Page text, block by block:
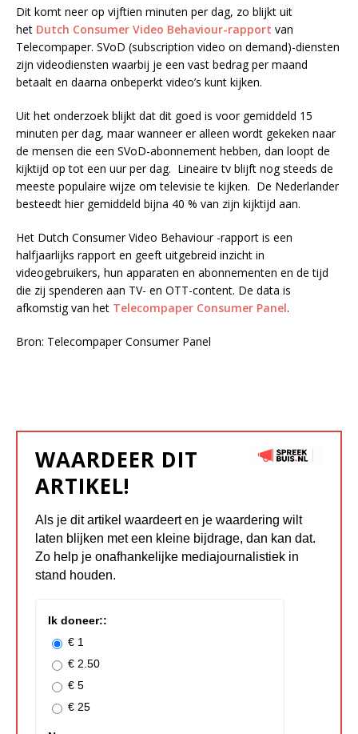
Dit komt neer op vijftien minuten per dag, zo blijkt uit
het Dutch Consumer Video Behaviour-rapport van
Telecompaper. SVoD (subscription video on demand)-diensten
zijn videodiensten waarbij je een vast bedrag per maand
betaalt en daarna onbeperkt video’s kunt kijken.
Uit het onderzoek blijkt dat dit goed is voor gemiddeld 15
minuten per dag, maar wanneer er alleen wordt gekeken naar
de mensen die een SVoD-abonnement hebben, dan loopt de
kijktijd op tot een uur per dag. Lineaire tv blijft nog steeds de
meeste populaire wijze om televisie te kijken. De Nederlander
besteedt hier gemiddeld bijna 40 % van zijn kijktijd aan.
Het Dutch Consumer Video Behaviour -rapport is een
halfjaarlijks rapport en geeft uitgebreid inzicht in
videogebruikers, hun apparaten en abonnementen en de tijd
die zij spenderen aan TV- en OTT-content. De data is
afkomstig van het Telecompaper Consumer Panel.
Bron: Telecompaper Consumer Panel
WAARDEER DIT
ARTIKEL!
Als je dit artikel waardeert en je waardering wilt
laten blijken met een kleine bijdrage, dan kan dat.
Zo help je onafhankelijke mediajournalistiek in
stand houden.
Ik doneer::
€ 1
€ 2.50
€ 5
€ 25